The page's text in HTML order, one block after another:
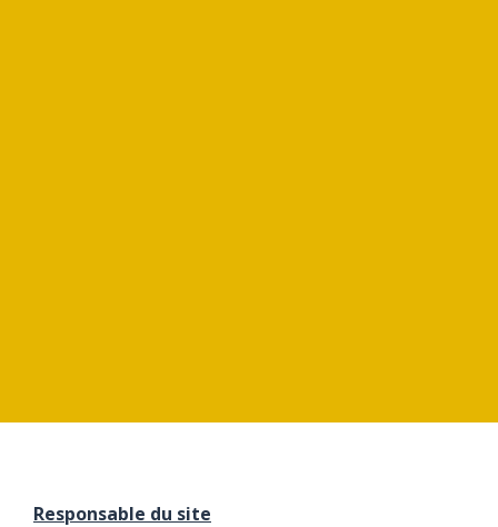
Responsable du site